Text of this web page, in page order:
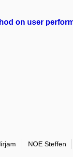
on user
NOE Steffen